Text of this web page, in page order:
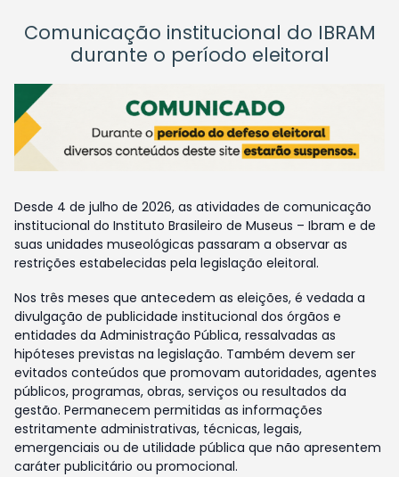
Comunicação institucional do IBRAM
durante o período eleitoral
Desde 4 de julho de 2026, as atividades de comunicação
institucional do Instituto Brasileiro de Museus – Ibram e de
suas unidades museológicas passaram a observar as
restrições estabelecidas pela legislação eleitoral.
Nos três meses que antecedem as eleições, é vedada a
divulgação de publicidade institucional dos órgãos e
entidades da Administração Pública, ressalvadas as
hipóteses previstas na legislação. Também devem ser
evitados conteúdos que promovam autoridades, agentes
públicos, programas, obras, serviços ou resultados da
gestão. Permanecem permitidas as informações
estritamente administrativas, técnicas, legais,
emergenciais ou de utilidade pública que não apresentem
caráter publicitário ou promocional.